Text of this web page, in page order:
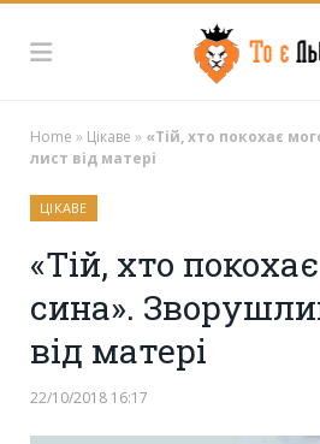
Home » Цікаве » «Тій, хто покохає
лист від матері
ЦІКАВЕ
«Тій, хто
сина».
від матері
22/10/2018 16:17